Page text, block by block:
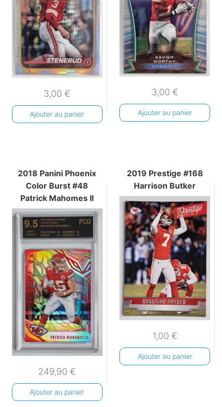
3,00€
Ajouter au panier
3,00 €
Ajouter au panier
2018 Panini Phoenix
Color Burst #48
Patrick Mahomes II
249,90€
Ajouter au panier
2019 Prestige #168
Harrison Butker
1,00 €
Ajouter au panier